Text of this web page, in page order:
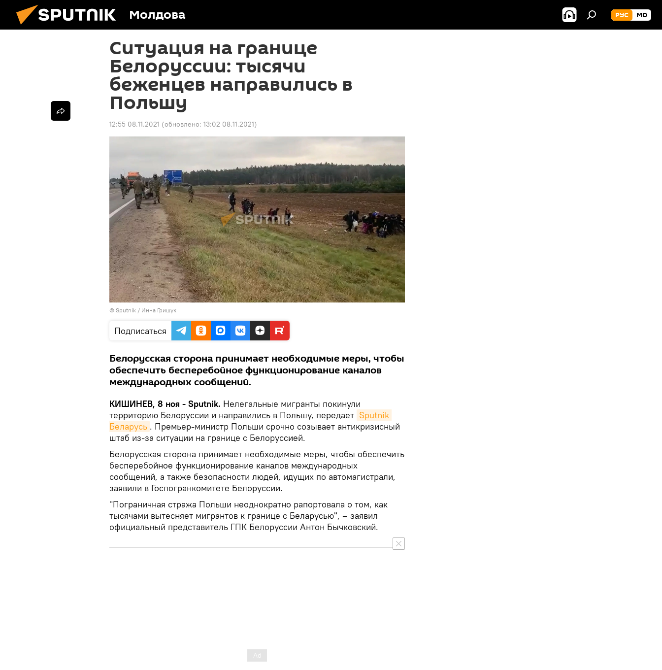
Молдова РУС MD
Ситуация на границе
Белоруссии: тысячи
беженцев направились в
Польшу
12:55 08.11.2021 (обновлено: 13:02 08.11.2021)
© Sputnik / Инна Гришук
Подписаться
Белорусская сторона принимает необходимые меры, чтобы
обеспечить бесперебойное функционирование каналов
международных сообщений.
КИШИНЕВ, 8 ноя - Sputnik. Нелегальные мигранты покинули
территорию Белоруссии и направились в Польшу, передает Sputnik
Беларусь . Премьер-министр Польши срочно созывает антикризисный
штаб из-за ситуации на границе с Белоруссией.
Белорусская сторона принимает необходимые меры, чтобы обеспечить
бесперебойное функционирование каналов международных
сообщений, а также безопасности людей, идущих по автомагистрали,
заявили в Госпогранкомитете Белоруссии.
"Пограничная стража Польши неоднократно рапортовала о том, как
тысячами вытесняет мигрантов к границе с Беларусью", – заявил
официальный представитель ГПК Белоруссии Антон Бычковский.